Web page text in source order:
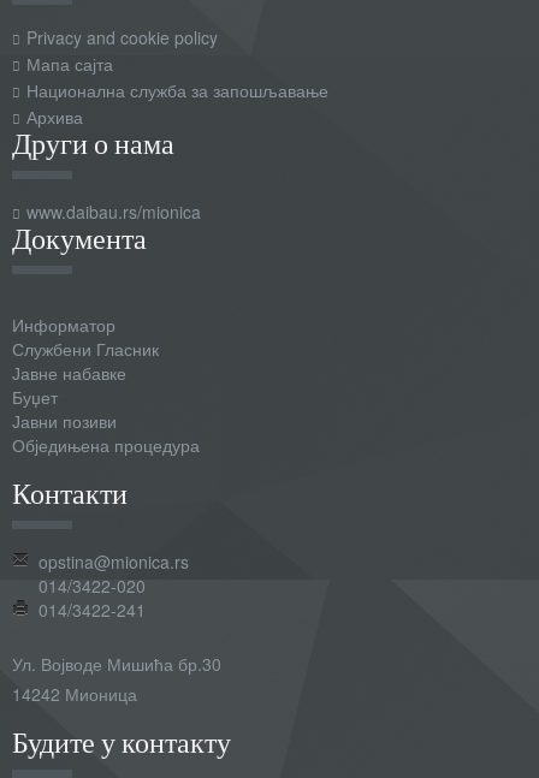
Privacy and cookie policy
Мапа сајта
Национална служба за запошљавање
Архива
Други о нама
www.daibau.rs/mionica
Документа
Информатор
Службени Гласник
Јавне набавке
Буџет
Јавни позиви
Обједињена процедура
Контакти
opstina@mionica.rs
014/3422-020
014/3422-241
Ул. Војводе Мишића бр.30
14242 Мионица
Будите у контакту